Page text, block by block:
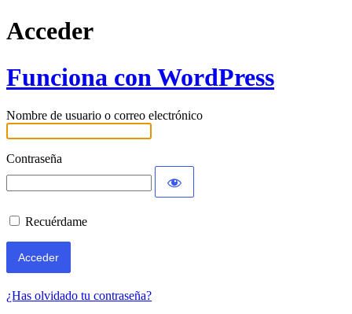
Acceder
Funciona con WordPress
Nombre de usuario o correo electrónico
Contraseña
Recuérdame
¿Has olvidado tu contraseña?